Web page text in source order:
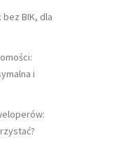
BIK, dla
i